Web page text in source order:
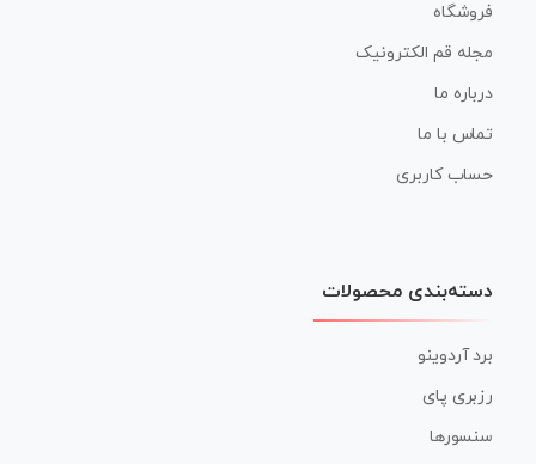
فروشگاه
مجله قم الکترونیک
درباره ما
تماس با ما
حساب کاربری
دسته‌بندی محصولات
برد آردوینو
رزبری پای
سنسورها